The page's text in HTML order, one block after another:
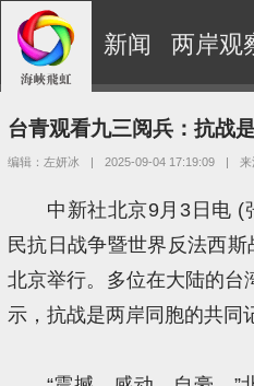
新闻 两岸观
台青观看九三阅兵：抗战
编辑：左妍冰 | 2025-09-04 17:19:09 |
中新社北京9月3日电 (
民抗日战争暨世界反法西
北京举行。多位在大陆的台
示，抗战是两岸同胞的共同